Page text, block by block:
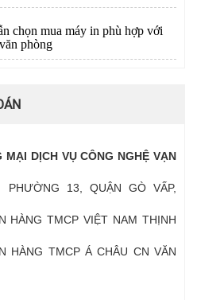
chọn mua máy in phù hợp với
phòng
DỊCH VỤ CÔNG NGHỆ VẠN
13, QUẬN GÒ VẤP,
HÀNG TMCP VIỆT NAM THỊNH
TMCP Á CHÂU CN VĂN